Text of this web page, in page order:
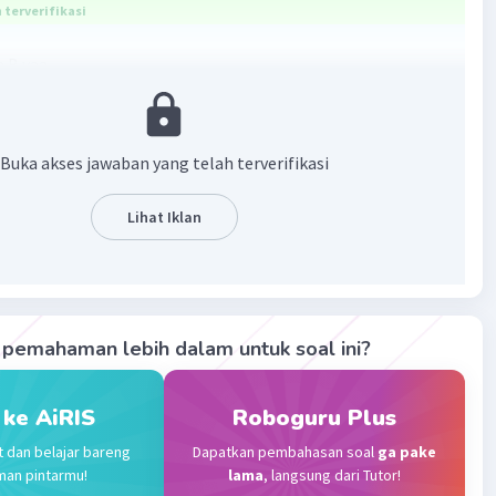
terverifikasi
= nama kegiatannya
= nama kegiatan
= nama kegiatan
= pelakunya
06:51
Buka akses jawaban yang telah terverifikasi
Lihat Iklan
lebih dalam untuk soal ini?
AiRIS
dan belajar bareng
pintarmu!
Roboguru Plus
Dapatkan pembahasan soal ga pake
lama, langsung dari Tutor!